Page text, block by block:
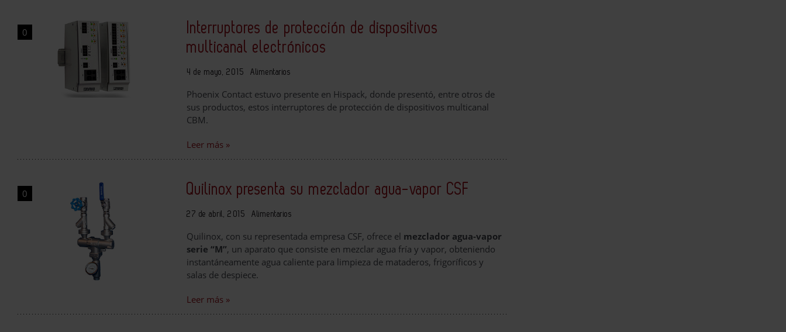
0
Interruptores de protección de dispositivos
multicanal electrónicos
4 de mayo, 2015 Alimentarios
Phoenix Contact estuvo presente en Hispack, donde presentó, entre otros de
sus productos, estos interruptores de protección de dispositivos multicanal
CBM.
Leer más »
0 Quilinox presenta su mezclador agua-vapor CSF
27 de abril, 2015 Alimentarios
Quilinox, con su representada empresa CSF, ofrece el mezclador agua-vapor
serie “M”, un aparato que consiste en mezclar agua fría y vapor, obteniendo
instantáneamente agua caliente para limpieza de mataderos, frigoríficos y
salas de despiece.
Leer más »